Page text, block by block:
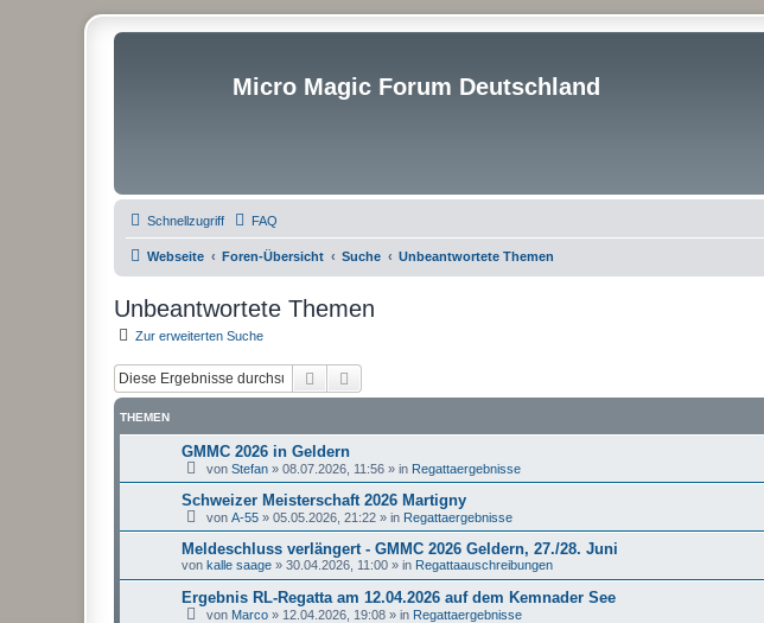
Micro Magic Forum Deutschland
Schnellzugriff FAQ
Webseite Foren-Übersicht Suche Unbeantwortete Themen
Unbeantwortete Themen
Zur erweiterten Suche
Suche
THEMEN
GMMC 2026 in Geldern
von Stefan » 08.07.2026, 11:56 » in Regattaergebnisse
Schweizer Meisterschaft 2026 Martigny
von A-55 » 05.05.2026, 21:22 » in Regattaergebnisse
Meldeschluss verlängert - GMMC 2026 Geldern, 27./28. Juni
von kalle saage » 30.04.2026, 11:00 » in Regattaauschreibungen
Ergebnis RL-Regatta am 12.04.2026 auf dem Kemnader See
von Marco » 12.04.2026, 19:08 » in Regattaergebnisse